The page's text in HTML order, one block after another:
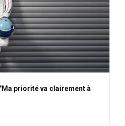
priorité va clairement à